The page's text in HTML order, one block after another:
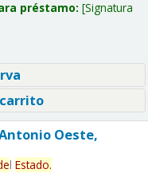
préstamo: Signatura
Oeste,
l Estado.